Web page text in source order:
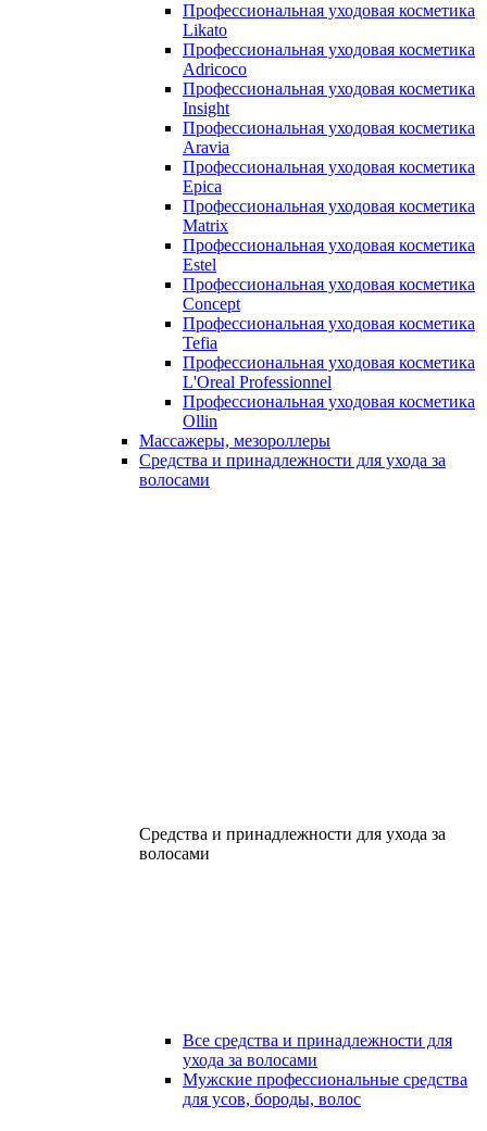
Профессиональная уходовая косметика
Likato
Профессиональная уходовая косметика
Adricoco
Профессиональная уходовая косметика
Insight
Профессиональная уходовая косметика
Aravia
Профессиональная уходовая косметика
Epica
Профессиональная уходовая косметика
Matrix
Профессиональная уходовая косметика
Estel
Профессиональная уходовая косметика
Concept
Профессиональная уходовая косметика
Tefia
Профессиональная уходовая косметика
L'Oreal Professionnel
Профессиональная уходовая косметика
Ollin
Массажеры, мезороллеры
Средства и принадлежности для ухода за
волосами
Средства и принадлежности для ухода за
волосами
Все средства и принадлежности для
ухода за волосами
Мужские профессиональные средства
для усов, бороды, волос